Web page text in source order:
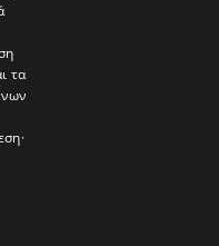
συναντήσεις, ρεπορτάζ,
τα